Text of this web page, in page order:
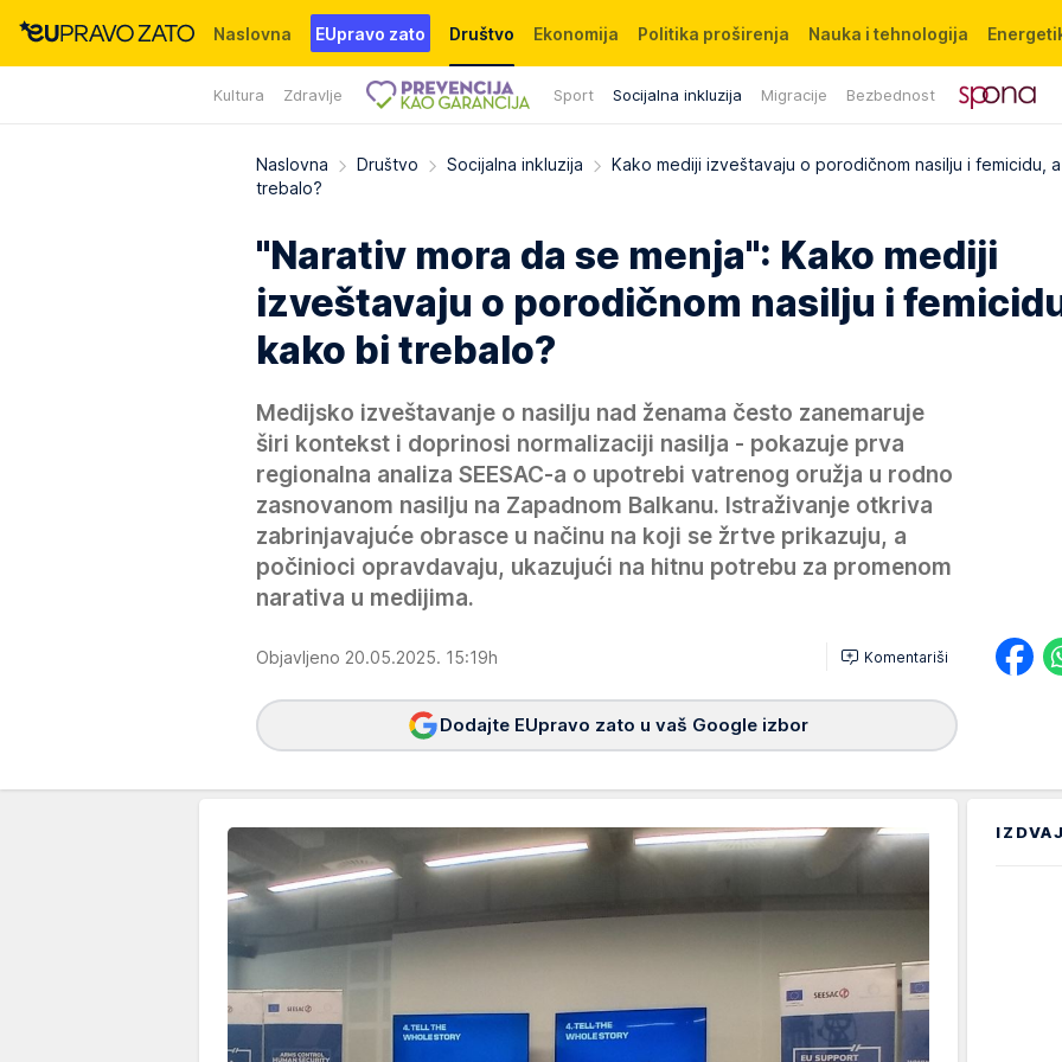
Naslovna EUpravo zato Društvo
Kultura Zdravlje Sport Socijalna inkluzija Migracije Bezbednost
Ekonomija Politika proširenja Nauka i tehnologija
Događaji News WMG fondacija
Naslovna Društvo Socijalna inkluzija
Kako mediji izveštavaju o porodičnom nasilju i femicidu,
trebalo?
"Narativ mora da se menja": Kako mediji
izveštavaju o porodičnom nasilju i
kako bi trebalo?
Medijsko izveštavanje o nasilju nad ženama često zanemaruje
širi kontekst i doprinosi normalizaciji nasilja - pokazuje prva
regionalna analiza SEESAC-a o upotrebi vatrenog oružja u rodno
zasnovanom nasilju na Zapadnom Balkanu. Istraživanje otkriva
zabrinjavajuće obrasce u načinu na koji se žrtve prikazuju, a
počinioci opravdavaju, ukazujući na hitnu potrebu za promenom
narativa u medijima.
Objavljeno 20.05.2025. 15:19h Komentariši
Dodajte EUpravo zato u vaš Google izbor